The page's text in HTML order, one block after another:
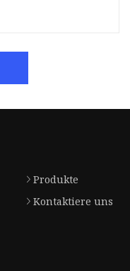
Produkte
Kontaktiere uns